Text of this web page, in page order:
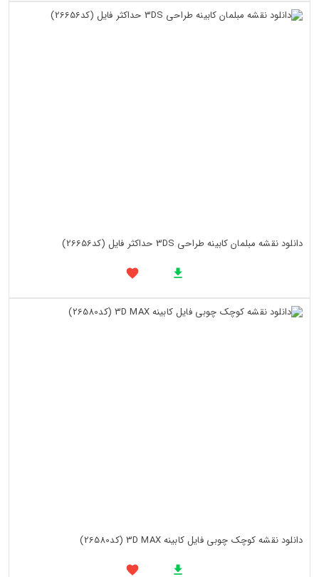
دانلود نقشه مبلمان کابینه طراحی 3DS حداکثر فایل (کد26656)
دانلود نقشه کوچک چوبی فایل کابینه 3D MAX (کد26580)